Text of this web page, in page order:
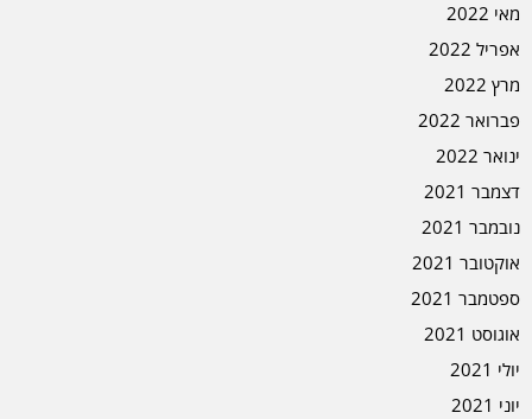
מאי 2022
אפריל 2022
מרץ 2022
פברואר 2022
ינואר 2022
דצמבר 2021
נובמבר 2021
אוקטובר 2021
ספטמבר 2021
אוגוסט 2021
יולי 2021
יוני 2021